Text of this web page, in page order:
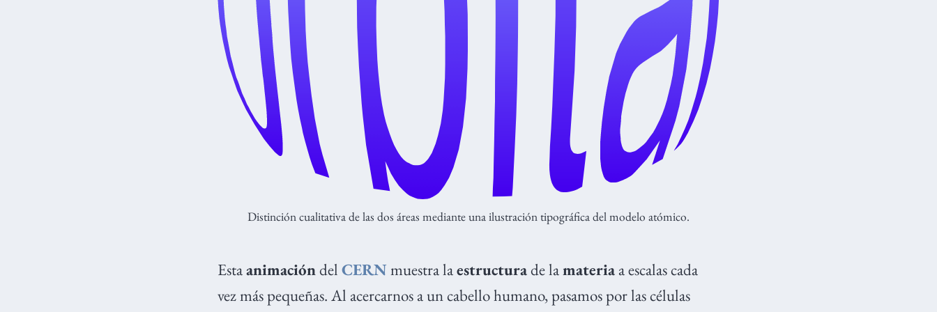
Distinción cualitativa de las dos áreas mediante una ilustración tipográfica del modelo atómico.
Estaanimacióndel CERNmuestra laestructurade lamateria a escalas cada
vez más pequeñas. Al acercarnos a un cabello humano, pasamos por las células